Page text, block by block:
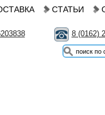
СТАТЬИ
8 (0162)